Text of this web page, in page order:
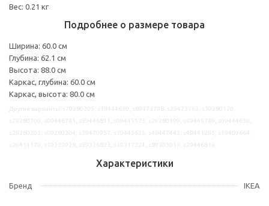
Вес: 0.21 кг
Подробнее о размере товара
Ширина: 60.0 см
Глубина: 62.1 см
Высота: 88.0 см
Каркас, глубина: 60.0 см
Каркас, высота: 80.0 см
Характеристики
Бренд IKEA